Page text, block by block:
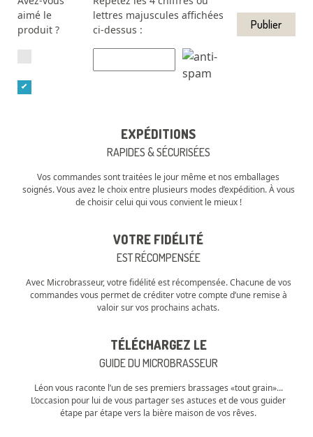
aimé le
produit ?
lettres majuscules affichées
ci-dessus :
EXPÉDITIONS
RAPIDES & SÉCURISÉES
Vos commandes sont traitées le jour même et nos emballages
soignés. Vous avez le choix entre plusieurs modes d’expédition. À vous
de choisir celui qui vous convient le mieux !
VOTRE FIDÉLITÉ
EST RÉCOMPENSÉE
Avec Microbrasseur, votre fidélité est récompensée. Chacune de vos
commandes vous permet de créditer votre compte d’une remise à
valoir sur vos prochains achats.
TÉLÉCHARGEZ LE
GUIDE DU MICROBRASSEUR
Léon vous raconte l’un de ses premiers brassages «tout grain»...
L’occasion pour lui de vous partager ses astuces et de vous guider
étape par étape vers la bière maison de vos rêves.